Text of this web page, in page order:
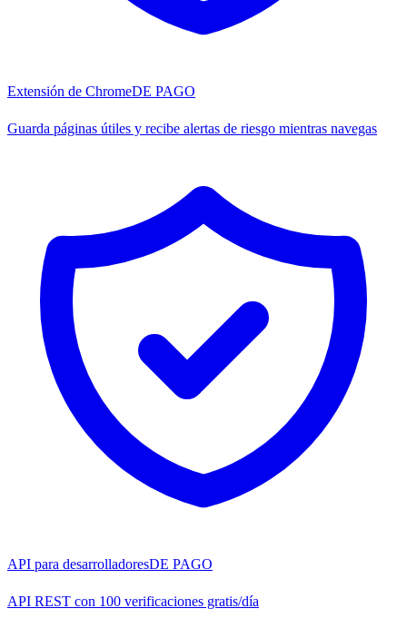
Extensión de ChromeDE PAGO
Guarda páginas útiles y recibe alertas de riesgo mientras navegas
API para desarrolladoresDE PAGO
API REST con 100 verificaciones gratis/día